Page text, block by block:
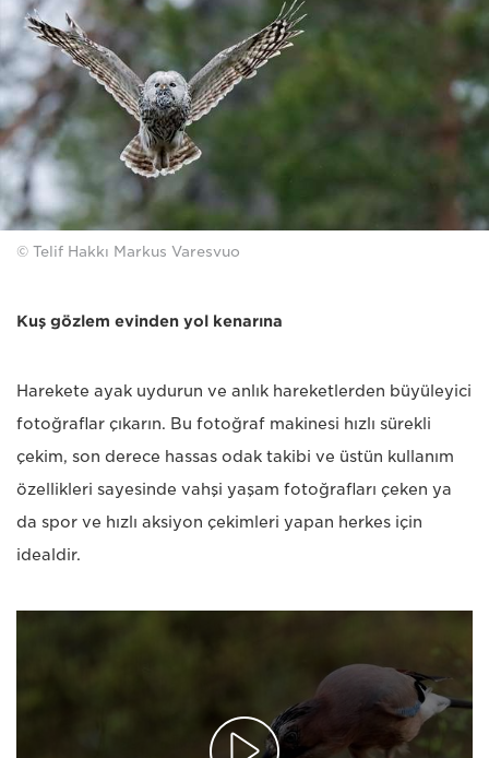
© Telif Hakkı Markus Varesvuo
Kuş gözlem evinden yol kenarına
Harekete ayak uydurun ve anlık hareketlerden büyüleyici
fotoğraflar çıkarın. Bu fotoğraf makinesi hızlı sürekli
çekim, son derece hassas odak takibi ve üstün kullanım
özellikleri sayesinde vahşi yaşam fotoğrafları çeken ya
da spor ve hızlı aksiyon çekimleri yapan herkes için
idealdir.